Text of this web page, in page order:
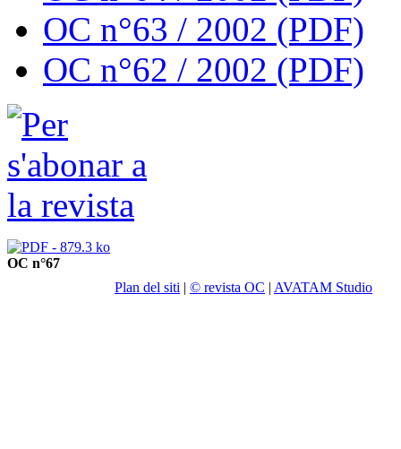
OC n°63 / 2002 (PDF)
OC n°62 / 2002 (PDF)
OC n°67
Plan del siti | © revista OC | AVATAM Studio